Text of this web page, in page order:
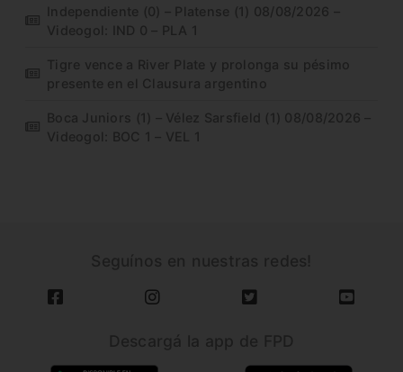
Independiente (0) – Platense (1) 08/08/2026 –
Videogol: IND 0 – PLA 1
Tigre vence a River Plate y prolonga su pésimo
presente en el Clausura argentino
Boca Juniors (1) – Vélez Sarsfield (1) 08/08/2026 –
Videogol: BOC 1 – VEL 1